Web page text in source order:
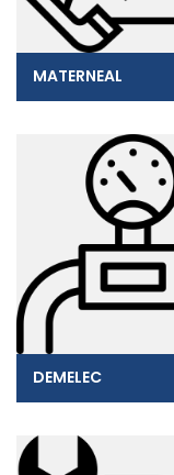
MATERNEAL
DEMELEC